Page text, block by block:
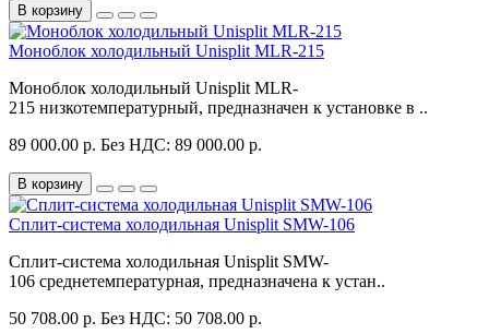
В корзину
Моноблок холодильный Unisplit MLR-215
Моноблок холодильный Unisplit MLR-
215 низкотемпературный, предназначен к установке в ..
89 000.00 р. Без НДС: 89 000.00 р.
В корзину
Сплит-система холодильная Unisplit SMW-106
Сплит-система холодильная Unisplit SMW-
106 среднетемпературная, предназначена к устан..
50 708.00 р. Без НДС: 50 708.00 р.